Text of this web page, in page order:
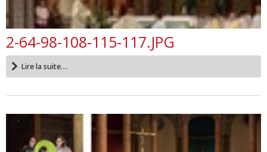
2-64-98-108-115-117.JPG
Lire la suite…